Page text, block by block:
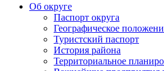
Об округе
Паспорт округа
Географическое
Туристский паспорт
История района
Территориальное